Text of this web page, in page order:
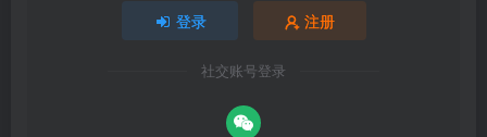
登录 注册
社交账号登录